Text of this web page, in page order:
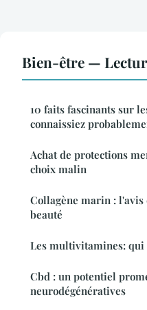
Bien-être —
10 faits fascinants sur
connaissiez
Achat de protections
choix malin
Collagène marin : l'avis
beauté
Les multivitamines: qui
Cbd : un potentiel
neurodégénératives